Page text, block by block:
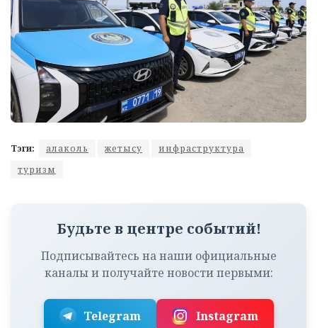
Тэги: алаколь жетысу
инфраструктура
туризм
Будьте в центре событий!
Подписывайтесь на наши официальные
каналы и получайте новости первыми:
Telegram Instagram